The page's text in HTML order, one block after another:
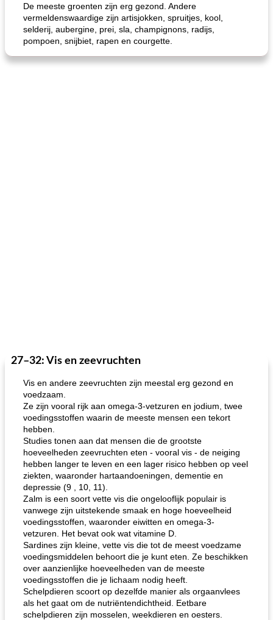
De meeste groenten zijn erg gezond. Andere
vermeldenswaardige zijn artisjokken, spruitjes, kool,
selderij, aubergine, prei, sla, champignons, radijs,
pompoen, snijbiet, rapen en courgette.
27–32: Vis en zeevruchten
Vis en andere zeevruchten zijn meestal erg gezond en
voedzaam.
Ze zijn vooral rijk aan omega-3-vetzuren en jodium, twee
voedingsstoffen waarin de meeste mensen een tekort
hebben.
Studies tonen aan dat mensen die de grootste
hoeveelheden zeevruchten eten - vooral vis - de neiging
hebben langer te leven en een lager risico hebben op veel
ziekten, waaronder hartaandoeningen, dementie en
depressie (9 , 10, 11).
Zalm is een soort vette vis die ongelooflijk populair is
vanwege zijn uitstekende smaak en hoge hoeveelheid
voedingsstoffen, waaronder eiwitten en omega-3-
vetzuren. Het bevat ook wat vitamine D.
Sardines zijn kleine, vette vis die tot de meest voedzame
voedingsmiddelen behoort die je kunt eten. Ze beschikken
over aanzienlijke hoeveelheden van de meeste
voedingsstoffen die je lichaam nodig heeft.
Schelpdieren scoort op dezelfde manier als orgaanvlees
als het gaat om de nutriëntendichtheid. Eetbare
schelpdieren zijn mosselen, weekdieren en oesters.